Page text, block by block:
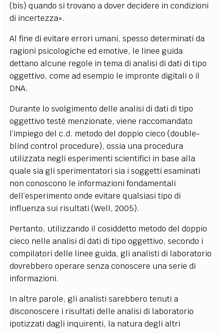
(bis) quando si trovano a dover decidere in condizioni
di incertezza».
Al fine di evitare errori umani, spesso determinati da
ragioni psicologiche ed emotive, le linee guida
dettano alcune regole in tema di analisi di dati di tipo
oggettivo, come ad esempio le impronte digitali o il
DNA.
Durante lo svolgimento delle analisi di dati di tipo
oggettivo testé menzionate, viene raccomandato
l’impiego del c.d. metodo del doppio cieco (double-
blind control procedure), ossia una procedura
utilizzata negli esperimenti scientifici in base alla
quale sia gli sperimentatori sia i soggetti esaminati
non conoscono le informazioni fondamentali
dell’esperimento onde evitare qualsiasi tipo di
influenza sui risultati (Well, 2005).
Pertanto, utilizzando il cosiddetto metodo del doppio
cieco nelle analisi di dati di tipo oggettivo, secondo i
compilatori delle linee guida, gli analisti di laboratorio
dovrebbero operare senza conoscere una serie di
informazioni.
In altre parole, gli analisti sarebbero tenuti a
disconoscere i risultati delle analisi di laboratorio
ipotizzati dagli inquirenti, la natura degli altri